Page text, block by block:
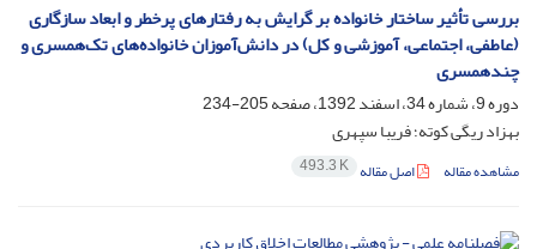
بررسی تأثیر ساختار خانواده بر گرایش به رفتارهای پرخطر و ابعاد سازگاری
(عاطفی، اجتماعی، آموزشی و کل) در دانش‌آموزان خانواده‌های تک‌همسری و
چندهمسری
دوره 9، شماره 34، اسفند 1392، صفحه
205-234
بهزاد ریگی کوته؛ فریبا سپهری
مشاهده مقاله اصل مقاله 493.3 K